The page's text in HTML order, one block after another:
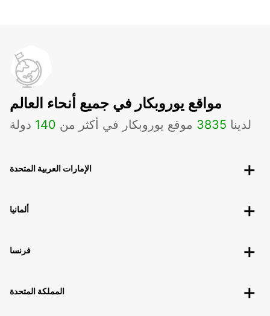
مواقع يوروبكار في جميع أنحاء العالم
لدينا 3835 موقع يوروبكار في أكثر من 140 دولة
الإمارات العربية المتحدة
ألمانيا
فرنسا
المملكة المتحدة